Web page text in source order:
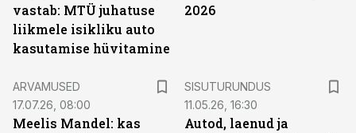
vastab: MTÜ juhatuse
liikmele isikliku auto
kasutamise hüvitamine
2026
ARVAMUSED
17.07.26, 08:00
Meelis Mandel: kas
SISUTURUNDUS
11.05.26, 16:30
Autod, laenud ja